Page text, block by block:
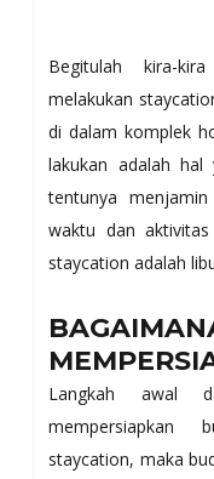
Begitulah kira-
melakukan
di dalam komplek
lakukan adalah
tentunya
waktu dan
staycation adalah
Langkah awal
mempersiapkan
staycation, maka